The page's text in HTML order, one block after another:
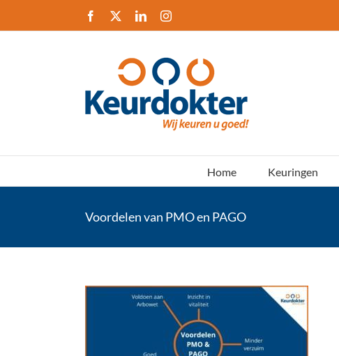
inhoud
Facebook LinkedInInstagram
Home Keuringen
Voordelen van PMO en PAGO